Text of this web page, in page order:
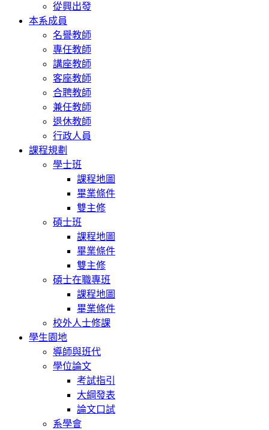
從興出發
本系成員
名譽教師
專任教師
講座教師
客座教師
合聘教師
兼任教師
退休教師
行政人員
課程規劃
學士班
課程地圖
畢業條件
雙主修
碩士班
課程地圖
畢業條件
雙主修
碩士在職專班
課程地圖
畢業條件
校外人士修課
學生園地
導師與班代
學位論文
考試指引
大綱發表
論文口試
系學會